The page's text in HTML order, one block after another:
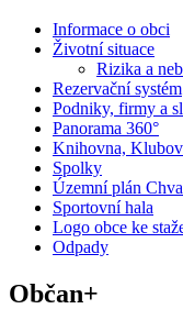
Informace o obci
Životní situace
Rizika a
Rezervační systém
Podniky, firmy a
Panorama 360°
Knihovna,
Spolky
Územní plán
Sportovní hala
Logo obce ke
Odpady
Občan+